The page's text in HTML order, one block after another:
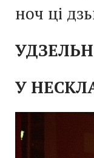
ноч ці
У